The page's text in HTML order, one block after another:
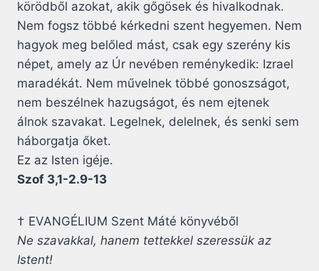
körödből azokat, akik gőgösek és hivalkodnak.
Nem fogsz többé kérkedni szent hegyemen. Nem
hagyok meg belőled mást, csak egy szerény kis
népet, amely az Úr nevében reménykedik: Izrael
maradékát. Nem művelnek többé gonoszságot,
nem beszélnek hazugságot, és nem ejtenek
álnok szavakat. Legelnek, delelnek, és senki sem
háborgatja őket.
Ez az Isten igéje.
Szof 3,1-2.9-13
† EVANGÉLIUM Szent Máté könyvéből
Ne szavakkal, hanem tettekkel szeressük az
Istent!